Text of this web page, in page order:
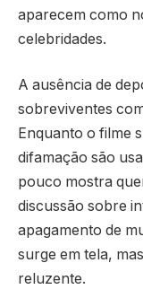
aparecem como
celebridades.
A ausência de
sobreviventes
Enquanto o filme
difamação são
pouco mostra
discussão sobre
apagamento de
surge em tela,
reluzente.